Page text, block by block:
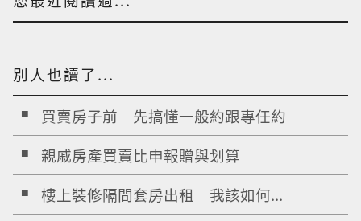
別人也讀了...
買賣房子前 先搞懂一般約跟專任約
親戚房產買賣比申報贈與划算
樓上裝修隔間套房出租 我該如何...